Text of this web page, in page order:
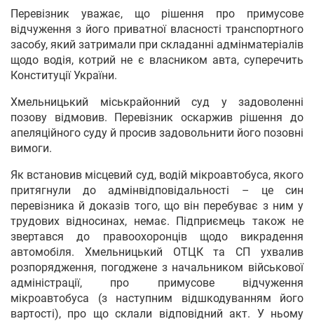
Перевізник уважає, що рішення про примусове
відчуження з його приватної власності транспортного
засобу, який затримали при складанні адмінматеріалів
щодо водія, котрий не є власником авта, суперечить
Конституції України.
Хмельницький міськрайонний суд у задоволенні
позову відмовив. Перевізник оскаржив рішення до
апеляційного суду й просив задовольнити його позовні
вимоги.
Як встановив місцевий суд, водій мікроавтобуса, якого
притягнули до адмінвідповідальності – це син
перевізника й доказів того, що він перебуває з ним у
трудових відносинах, немає. Підприємець також не
звертався до правоохоронців щодо викрадення
автомобіля. Хмельницький ОТЦК та СП ухвалив
розпорядження, погоджене з начальником військової
адміністрації, про примусове відчуження
мікроавтобуса (з наступним відшкодуванням його
вартості), про що склали відповідний акт. У ньому